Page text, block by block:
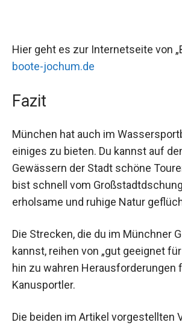
Hier geht es zur Internetseite von
boote-jochum.de
Fazit
München hat auch im
einiges zu bieten. Du kannst auf
Gewässern der Stadt schöne
bist schnell vom
erholsame und ruhige Natur
Die Strecken, die du im Münchner
kannst, reihen von „gut geeignet
hin zu wahren Herausforderungen
Kanusportler.
Die beiden im Artikel vorgestellten